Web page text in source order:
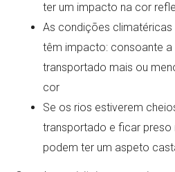
ter um impacto na cor
As condições
têm impacto: consoante a
transportado mais ou
cor
Se os rios estiverem
transportado e ficar preso
podem ter um aspeto